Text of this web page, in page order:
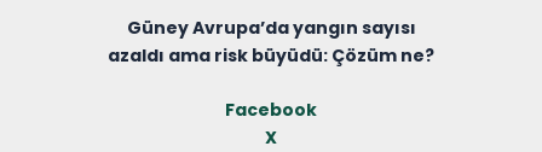
Güney Avrupa’da yangın sayısı
azaldı ama risk büyüdü: Çözüm ne?
Facebook
X